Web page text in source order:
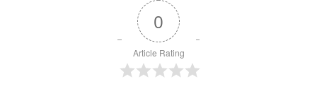
0
Article Rating